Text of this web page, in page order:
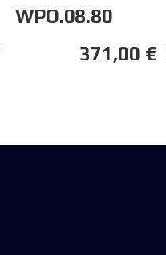
WPO.08.80
371,00 €